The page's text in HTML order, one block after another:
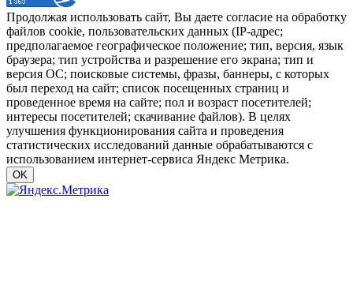
Продолжая использовать сайт, Вы даете согласие на обработку
файлов cookie, пользовательских данных (IP-адрес;
предполагаемое географическое положение; тип, версия, язык
браузера; тип устройства и разрешение его экрана; тип и
версия ОС; поисковые системы, фразы, баннеры, с которых
был переход на сайт; список посещенных страниц и
проведенное время на сайте; пол и возраст посетителей;
интересы посетителей; скачивание файлов). В целях
улучшения функционирования сайта и проведения
статистических исследований данные обрабатываются с
использованием интернет-сервиса Яндекс Метрика.
OK